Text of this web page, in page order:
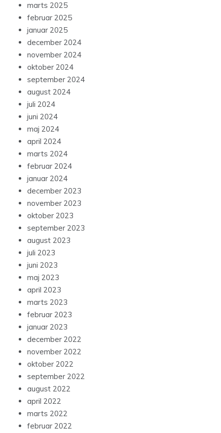
marts 2025
februar 2025
januar 2025
december 2024
november 2024
oktober 2024
september 2024
august 2024
juli 2024
juni 2024
maj 2024
april 2024
marts 2024
februar 2024
januar 2024
december 2023
november 2023
oktober 2023
september 2023
august 2023
juli 2023
juni 2023
maj 2023
april 2023
marts 2023
februar 2023
januar 2023
december 2022
november 2022
oktober 2022
september 2022
august 2022
april 2022
marts 2022
februar 2022